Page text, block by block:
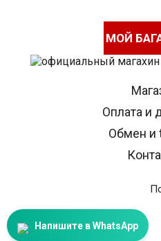
МОЙ
Оплата и
Обмен и
Напишите в WhatsApp